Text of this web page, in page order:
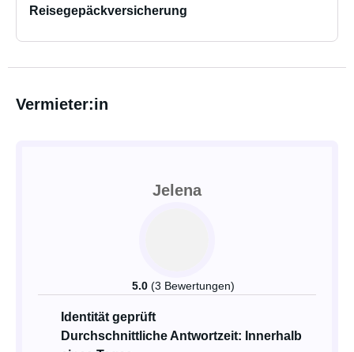
Reisegepäckversicherung
Vermieter:in
Jelena
5.0 (3 Bewertungen)
Identität geprüft
Durchschnittliche Antwortzeit: Innerhalb